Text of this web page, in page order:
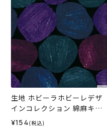
生地 ホビーラホビーレデザ
インコレクション 綿麻キャ
ンバス 手描き風水玉＜1X＞
¥154 (税込)